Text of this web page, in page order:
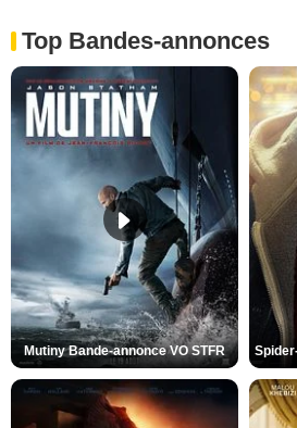
Top Bandes-annonces
Mutiny Bande-annonce VO STFR